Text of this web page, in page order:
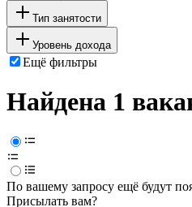
Тип занятости
Уровень дохода
Ещё фильтры
Найдена 1
По вашему запросу ещё будут
Присылать вам?